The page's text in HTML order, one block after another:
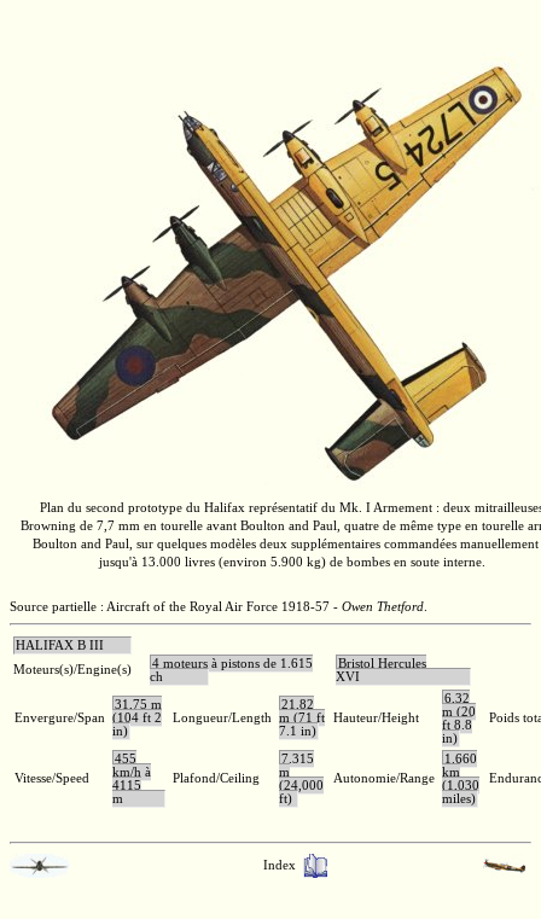
Plan du second prototype du Halifax représentatif du Mk. I Armement : deux
Browning de 7,7 mm en tourelle avant Boulton and Paul, quatre de même type en tourelle
Boulton and Paul, sur quelques modèles deux supplémentaires commandées manuellement
jusqu'à 13.000 livres(environ 5.900 kg)de bombes en soute interne.
Source partielle : Aircraft of the Royal Air Force 1918-57 - Owen Thetford
HALIFAX B III
Moteurs(s)/Engine(s)
4 moteurs à pistons de 1.615
ch
Bristol Hercules
XVI
Envergure/Span
31,75 m
(104 ft 2
in)
Longueur/Length
21,82
m (71 ft
7.1 in)
Hauteur/Height
6,32
m (20
ft 8.8
in)
Poids
Vitesse/Speed
455
km/h à
4115
m
Plafond/Ceiling
7.315
m
(24,000
ft)
Autonomie/Range
1.660
km
(1,030
miles)
Index